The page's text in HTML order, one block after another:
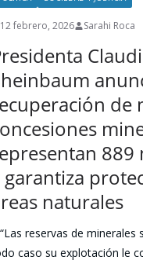
12 febrero, 2026 Sarahi Roca
de
889
garantiza
naturales
reservas de minerales
caso su explotación le